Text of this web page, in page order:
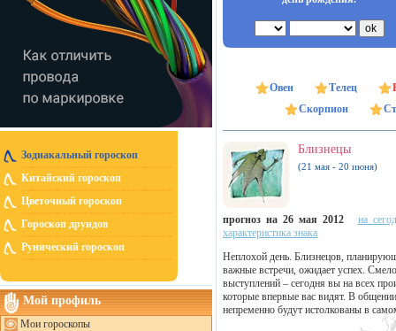
Зодиакальный гороскоп
Китайский гороскоп
Цветочный гороскоп
Гороскоп друидов
Рунический гороскоп
Мой профиль
Мои гороскопы
Овен Телец
Скорпион
Близнецы
(21 мая - 20 июня)
прогноз на 26 мая 2012
на
характеристика знака
Неплохой день. Близнецов,
важные встречи, ожидает успех.
выступлений – сегодня вы на всех
которые впервые вас видят. В
непременно будут истолкованы в